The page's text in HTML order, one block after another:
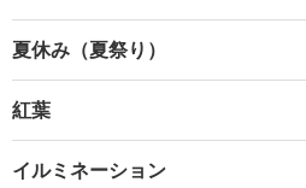
夏休み（夏祭り）
紅葉
イルミネーション